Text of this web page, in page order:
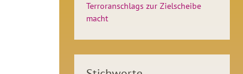
Terroranschlags zur Zielscheibe
macht